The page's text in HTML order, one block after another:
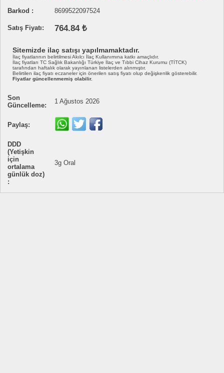
Barkod :
8699522097524
Satış Fiyatı: 764.84 ₺
Sitemizde ilaç satışı yapılmamaktadır.
İlaç fiyatlarının belirtilmesi Akılcı İlaç Kullanımına katkı amaçlıdır.
İlaç fiyatları TC Sağlık Bakanlığı Türkiye İlaç ve Tıbbi Cihaz Kurumu (TİTCK)
tarafından haftalık olarak yayınlanan listelerden alınmıştır.
Belirtilen ilaç fiyatı eczaneler için önerilen satış fiyatı olup değişkenlik gösterebilir.
Fiyatlar güncellenmemiş olabilir.
Son
Güncelleme:
1 Ağustos 2026
Paylaş:
DDD
(Yetişkin
için
ortalama
günlük doz)
:
3g Oral